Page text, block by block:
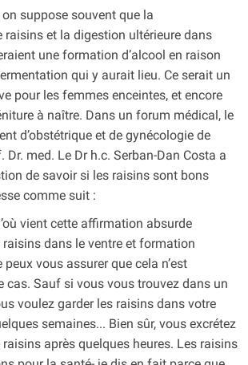
suppose souvent que la
et la digestion ultérieure dans
une formation d’alcool en raison
qui y aurait lieu. Ce serait un
pour les femmes enceintes, et encore
à naître. Dans un forum médical, le
d’obstétrique et de gynécologie de
Dr. med. Le Dr h.c. Serban-Dan Costa a
de savoir si les raisins sont bons
comme suit :
vient cette affirmation absurde
dans le ventre et formation
peux vous assurer que cela n’est
cas. Sauf si vous vous trouvez dans un
voulez garder les raisins dans votre
semaines... Bien sûr, vous excrétez
après quelques heures. Les raisins